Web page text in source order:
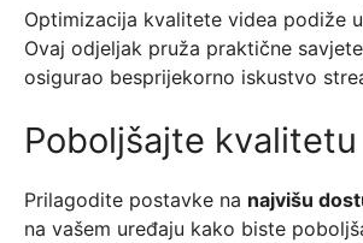
Optimizacija kvalitete videa podiže
Ovaj odjeljak pruža praktične
osigurao besprijekorno iskustvo
Poboljšajte
Prilagodite postavke na najvišu
na vašem uređaju kako biste